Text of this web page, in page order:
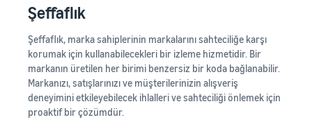
Şeffaflık
Şeffaflık, marka sahiplerinin markalarını sahteciliğe karşı
korumak için kullanabilecekleri bir izleme hizmetidir. Bir
markanın üretilen her birimi benzersiz bir koda bağlanabilir.
Markanızı, satışlarınızı ve müşterilerinizin alışveriş
deneyimini etkileyebilecek ihlalleri ve sahteciliği önlemek için
proaktif bir çözümdür.